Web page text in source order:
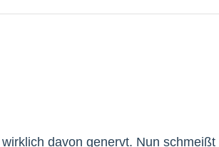
davon genervt. Nun